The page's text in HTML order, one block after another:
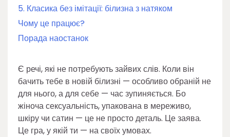
5. Класика без імітації: білизна з натяком
Чому це працює?
Порада наостанок
Є речі, які не потребують зайвих слів. Коли він
бачить тебе в новій білизні — особливо обраній не
для нього, а для себе — час зупиняється. Бо
жіноча сексуальність, упакована в мереживо,
шкіру чи сатин — це не просто деталь. Це заява.
Це гра, у якій ти — на своїх умовах.